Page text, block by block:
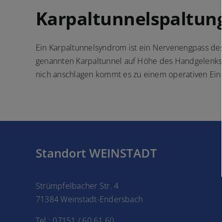
Karpaltunnelspaltung
Ein Karpaltunnelsyndrom ist ein Nervenengpass
genannten Karpaltunnel auf Höhe des
nich anschlagen kommt es zu einem operativen
Standort WEINSTADT
Strümpfelbacher Str. 4
71384 Weinstadt-Endersbach